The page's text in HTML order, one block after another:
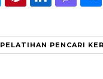
PELATIHAN PENCARI